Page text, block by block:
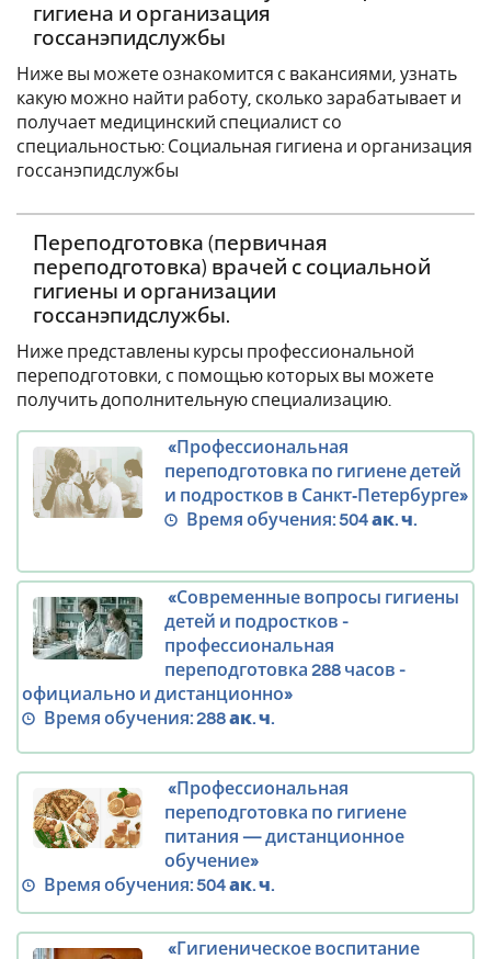
гигиена и организация
госсанэпидслужбы
Ниже вы можете ознакомится с вакансиями, узнать
какую можно найти работу, сколько зарабатывает и
получает медицинский специалист со
специальностью: Социальная гигиена и организация
госсанэпидслужбы
Переподготовка (первичная
переподготовка) врачей с социальной
гигиены и организации
госсанэпидслужбы.
Ниже представлены курсы профессиональной
переподготовки, с помощью которых вы можете
получить дополнительную специализацию.
«Профессиональная
переподготовка по гигиене детей
и подростков в Санкт‑Петербурге»
Время обучения:504 ак. ч.
«Современные вопросы гигиены
детей и подростков -
профессиональная
переподготовка 288 часов -
официально и дистанционно»
Время обучения:288 ак. ч.
«Профессиональная
переподготовка по гигиене
питания — дистанционное
обучение»
Время обучения:504 ак. ч.
«Гигиеническое воспитание